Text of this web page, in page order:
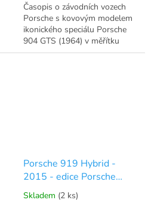
Časopis o závodních vozech
Porsche s kovovým modelem
ikonického speciálu Porsche
904 GTS (1964) v měřítku
1:43.
Porsche 919 Hybrid -
2015 - edice Porsche
Racing Collection 06
Průměrné
Skladem (2 ks)